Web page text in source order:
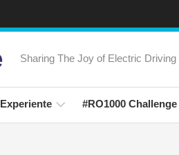
Sharing The Joy of Electric Driving
Experiente #RO1000 Challenge